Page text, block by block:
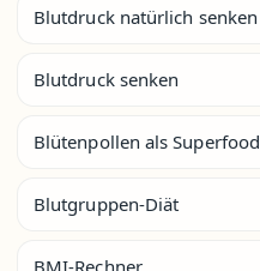
Blutdruck natürlich senken
Blutdruck senken
Blütenpollen als Superfood
Blutgruppen-Diät
BMI-Rechner